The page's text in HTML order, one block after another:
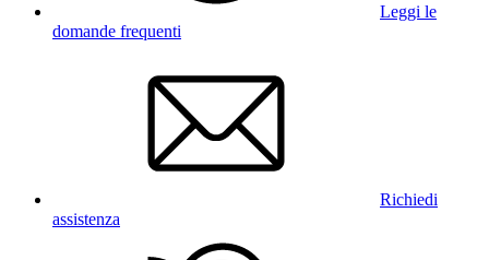
Leggi le
domande frequenti
Richiedi
assistenza